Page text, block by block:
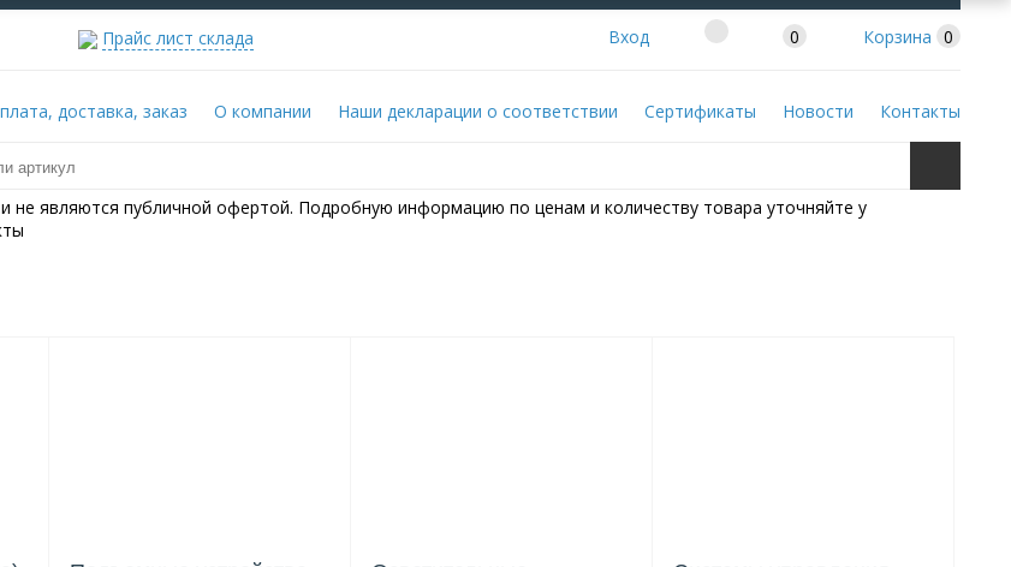
Прайс лист склада Вход 0 Корзина 0
доставка, заказ О компании Наши декларации о соответствии Сертификаты Новости Контакты
не являются публичной офертой. Подробную информацию по ценам и количеству товара уточняйте у